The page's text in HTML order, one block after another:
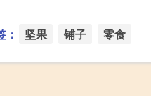
： 坚果 铺子 零食